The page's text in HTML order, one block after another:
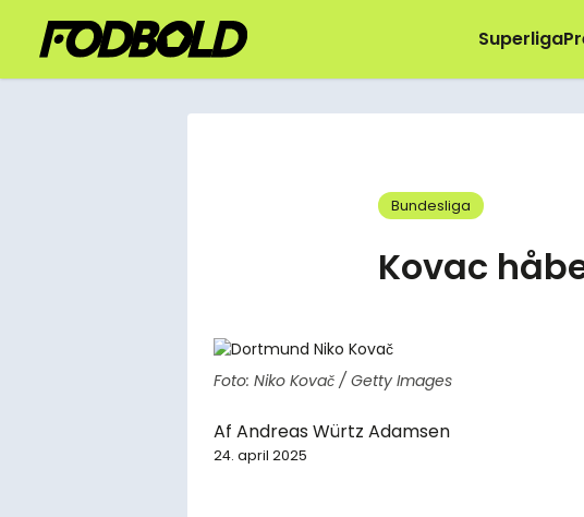
Superliga
Bundesliga
Kovac
Foto: Niko Kovač / Getty Images
Af Andreas Würtz Adamsen
24. april 2025